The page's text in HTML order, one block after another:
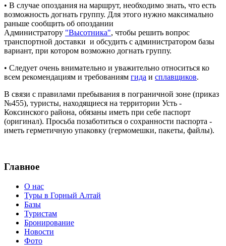
• В случае опоздания на маршрут, необходимо знать, что есть
возможность догнать группу. Для этого нужно максимально
раньше сообщить об опоздании
Администратору "Высотника", чтобы решить вопрос
транспортной доставки и обсудить с администратором базы
вариант, при котором возможно догнать группу.
• Следует очень внимательно и уважительно относиться ко
всем рекомендациям и требованиям гида и сплавщиков.
В связи с правилами пребывания в пограничной зоне (приказ
№455), туристы, находящиеся на территории Усть -
Коксинского района, обязаны иметь при себе паспорт
(оригинал). Просьба позаботиться о сохранности паспорта -
иметь герметичную упаковку (гермомешки, пакеты, файлы).
Главное
О нас
Туры в Горный Алтай
Базы
Туристам
Бронирование
Новости
Фото